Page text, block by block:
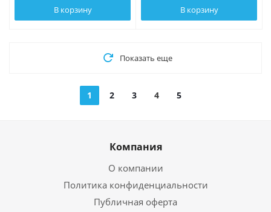
В корзину В корзину
Показать еще
1 2 3 4 5
Компания
О компании
Политика конфиденциальности
Публичная оферта